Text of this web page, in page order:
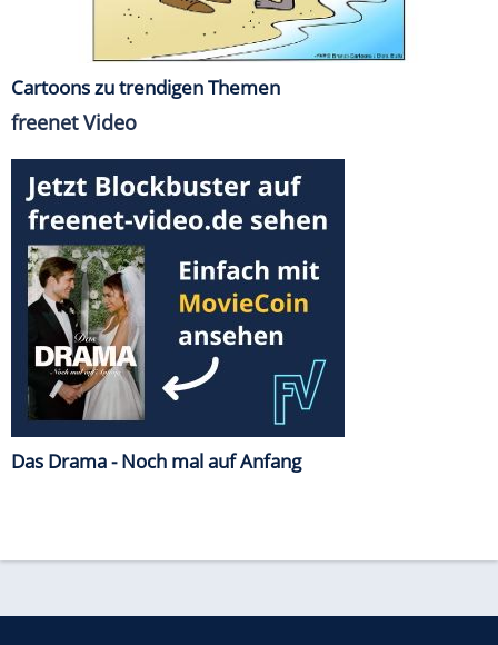
Cartoons zu trendigen Themen
freenet Video
Das Drama - Noch mal auf Anfang